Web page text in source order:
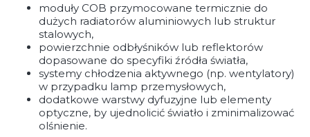
moduły COB przymocowane termicznie do
dużych radiatorów aluminiowych lub struktur
stalowych,
powierzchnie odbłyśników lub reflektorów
dopasowane do specyfiki źródła światła,
systemy chłodzenia aktywnego (np. wentylatory)
w przypadku lamp przemysłowych,
dodatkowe warstwy dyfuzyjne lub elementy
optyczne, by ujednolicić światło i zminimalizować
olśnienie.